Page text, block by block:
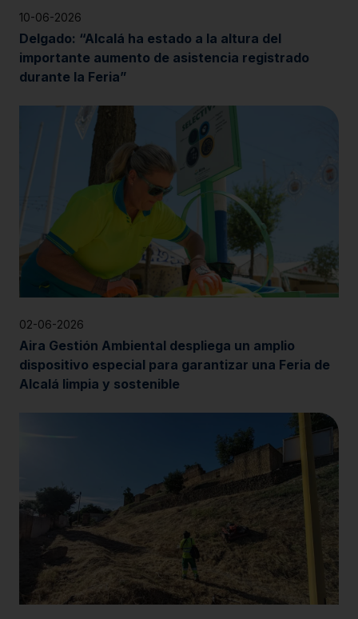
10-06-2026
Delgado: “Alcalá ha estado a la altura del
importante aumento de asistencia registrado
durante la Feria”
02-06-2026
Aira Gestión Ambiental despliega un amplio
dispositivo especial para garantizar una Feria de
Alcalá limpia y sostenible